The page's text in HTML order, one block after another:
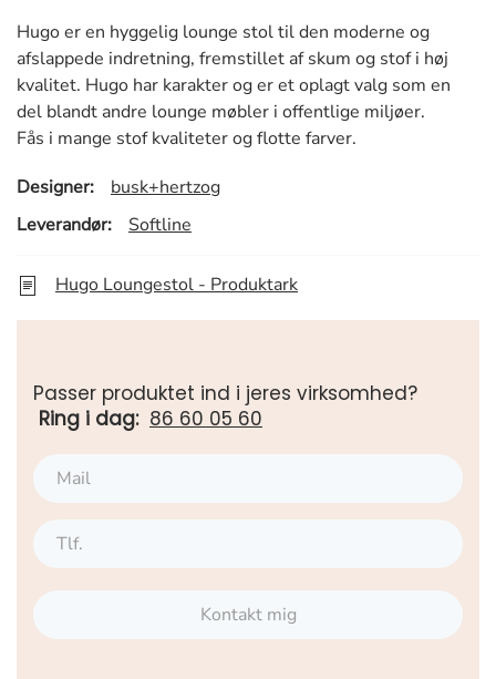
Hugo er en hyggelig lounge stol til den moderne og
afslappede indretning, fremstillet af skum og stof i høj
kvalitet. Hugo har karakter og er et oplagt valg som en
del blandt andre lounge møbler i offentlige miljøer.
Fås i mange stof kvaliteter og flotte farver.
Designer:
busk+hertzog
Leverandør:
Softline
Hugo Loungestol - Produktark
Passer produktet ind i jeres virksomhed?
Ring i dag: 86 60 05 60
Kontakt mig